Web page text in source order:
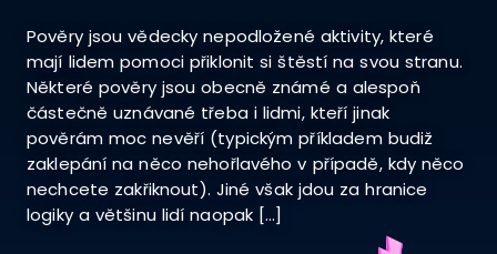
Pověry jsou vědecky nepodložené aktivity, které
mají lidem pomoci přiklonit si štěstí na svou stranu.
Některé pověry jsou obecně známé a alespoň
částečně uznávané třeba i lidmi, kteří jinak
pověrám moc nevěří (typickým příkladem budiž
zaklepání na něco nehořlavého v případě, kdy něco
nechcete zakřiknout). Jiné však jdou za hranice
logiky a většinu lidí naopak […]